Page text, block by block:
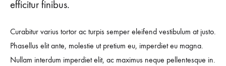
efficitur finibus.
Curabitur varius tortor ac turpis semper eleifend vestibulum at justo.
Phasellus elit ante, molestie ut pretium eu, imperdiet eu magna.
Nullam interdum imperdiet elit, ac maximus neque pellentesque in.